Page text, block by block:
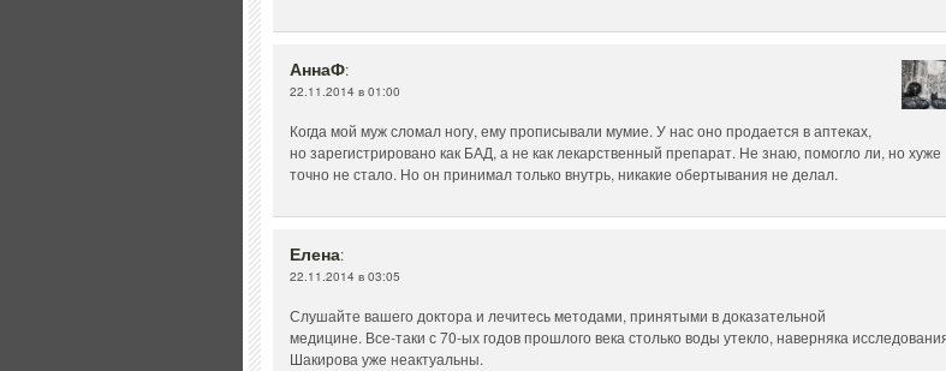
АннаФ:
22.11.2014 в 01:00
Когда мой муж сломал ногу, ему прописывали мумие. У нас оно продается в аптеках,
но зарегистрировано как БАД, а не как лекарственный препарат. Не знаю, помогло ли, но хуже
точно не стало. Но он принимал только внутрь, никакие обертывания не делал.
Елена:
22.11.2014 в 03:05
Слушайте вашего доктора и лечитесь методами, принятыми в доказательной
медицине. Все-таки с 70-ых годов прошлого века столько воды утекло, наверняка
Шакирова уже неактуальны.